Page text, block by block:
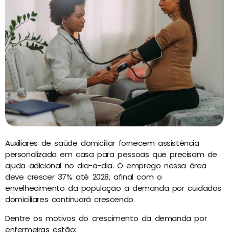
Auxiliares de saúde domiciliar fornecem assistência
personalizada em casa para pessoas que precisam de
ajuda adicional no dia-a-dia. O emprego nessa área
deve crescer 37% até 2028, afinal com o
envelhecimento da população a demanda por cuidados
domiciliares continuará crescendo.
Dentre os motivos do crescimento da demanda por
enfermeiras estão: